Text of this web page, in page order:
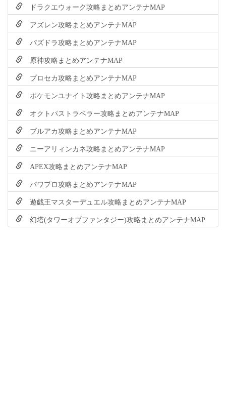
ドラクエウォーク攻略まとめアンテナMAP
アズレン攻略まとめアンテナMAP
パズドラ攻略まとめアンテナMAP
原神攻略まとめアンテナMAP
プロセカ攻略まとめアンテナMAP
ポケモンユナイト攻略まとめアンテナMAP
オクトパストラベラー攻略まとめアンテナMAP
ブルアカ攻略まとめアンテナMAP
ニーアリィンカネ攻略まとめアンテナMAP
APEX攻略まとめアンテナMAP
パワプロ攻略まとめアンテナMAP
遊戯王マスターデュエル攻略まとめアンテナMAP
幻塔(タワーオブファンタジー)攻略まとめアンテナMAP